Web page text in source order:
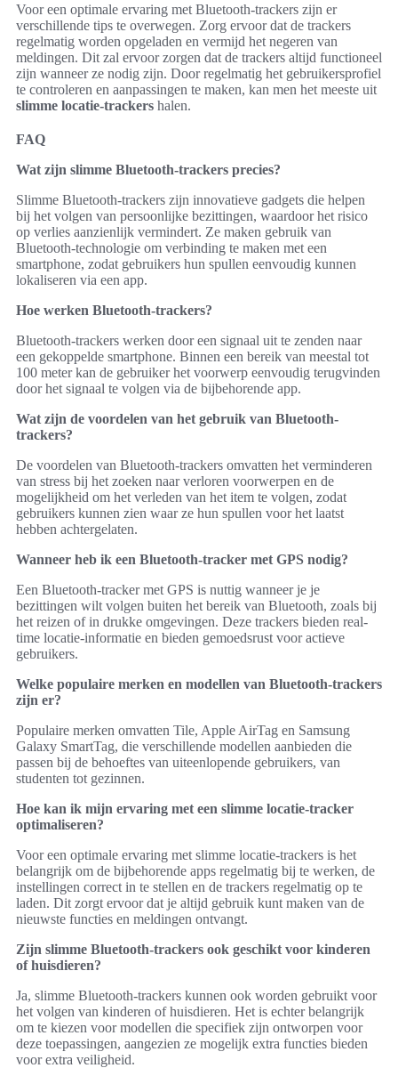
Voor een optimale ervaring met Bluetooth-trackers zijn er
verschillende tips te overwegen. Zorg ervoor dat de trackers
regelmatig worden opgeladen en vermijd het negeren van
meldingen. Dit zal ervoor zorgen dat de trackers altijd functioneel
zijn wanneer ze nodig zijn. Door regelmatig het gebruikersprofiel
te controleren en aanpassingen te maken, kan men het meeste uit
slimme locatie-trackers halen.
FAQ
Wat zijn slimme Bluetooth-trackers precies?
Slimme Bluetooth-trackers zijn innovatieve gadgets die helpen
bij het volgen van persoonlijke bezittingen, waardoor het risico
op verlies aanzienlijk vermindert. Ze maken gebruik van
Bluetooth-technologie om verbinding te maken met een
smartphone, zodat gebruikers hun spullen eenvoudig kunnen
lokaliseren via een app.
Hoe werken Bluetooth-trackers?
Bluetooth-trackers werken door een signaal uit te zenden naar
een gekoppelde smartphone. Binnen een bereik van meestal tot
100 meter kan de gebruiker het voorwerp eenvoudig terugvinden
door het signaal te volgen via de bijbehorende app.
Wat zijn de voordelen van het gebruik van Bluetooth-
trackers?
De voordelen van Bluetooth-trackers omvatten het verminderen
van stress bij het zoeken naar verloren voorwerpen en de
mogelijkheid om het verleden van het item te volgen, zodat
gebruikers kunnen zien waar ze hun spullen voor het laatst
hebben achtergelaten.
Wanneer heb ik een Bluetooth-tracker met GPS nodig?
Een Bluetooth-tracker met GPS is nuttig wanneer je je
bezittingen wilt volgen buiten het bereik van Bluetooth, zoals bij
het reizen of in drukke omgevingen. Deze trackers bieden real-
time locatie-informatie en bieden gemoedsrust voor actieve
gebruikers.
Welke populaire merken en modellen van Bluetooth-trackers
zijn er?
Populaire merken omvatten Tile, Apple AirTag en Samsung
Galaxy SmartTag, die verschillende modellen aanbieden die
passen bij de behoeftes van uiteenlopende gebruikers, van
studenten tot gezinnen.
Hoe kan ik mijn ervaring met een slimme locatie-tracker
optimaliseren?
Voor een optimale ervaring met slimme locatie-trackers is het
belangrijk om de bijbehorende apps regelmatig bij te werken, de
instellingen correct in te stellen en de trackers regelmatig op te
laden. Dit zorgt ervoor dat je altijd gebruik kunt maken van de
nieuwste functies en meldingen ontvangt.
Zijn slimme Bluetooth-trackers ook geschikt voor kinderen
of huisdieren?
Ja, slimme Bluetooth-trackers kunnen ook worden gebruikt voor
het volgen van kinderen of huisdieren. Het is echter belangrijk
om te kiezen voor modellen die specifiek zijn ontworpen voor
deze toepassingen, aangezien ze mogelijk extra functies bieden
voor extra veiligheid.